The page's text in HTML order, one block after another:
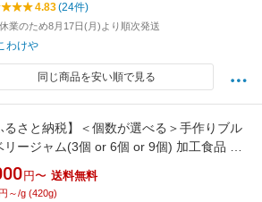
4.83(24件)
業のため8月17日(月)より順次発送
わけや
同じ商品を安い順で見る
るさと納税】＜個数が選べる＞手作りブル
リージャム(3個 or 6個 or 9個) 加工食品 果
ルーツ 詰め合わせ 果肉 ブルーベリー 低糖
ドメイド ジャム ギフト【薩摩美食倶楽
円〜 送料無料
～/g (420g)